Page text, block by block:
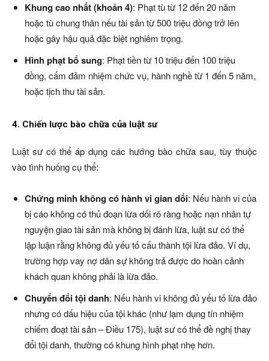
Khung cao nhất (khoản 4): Phạt tù từ 12 đến 20 năm
hoặc tù chung thân nếu tài sản từ 500 triệu đồng trở lên
hoặc gây hậu quả đặc biệt nghiêm trọng.
Hình phạt bổ sung: Phạt tiền từ 10 triệu đến 100 triệu
đồng, cấm đảm nhiệm chức vụ, hành nghề từ 1 đến 5 năm,
hoặc tịch thu tài sản.
4. Chiến lược bào chữa của luật sư
Luật sư có thể áp dụng các hướng bào chữa sau, tùy thuộc
vào tình huống cụ thể:
Chứng minh không có hành vi gian dối: Nếu hành vi của
bị cáo không có thủ đoạn lừa dối rõ ràng hoặc nạn nhân tự
nguyện giao tài sản mà không bị đánh lừa, luật sư có thể
lập luận rằng không đủ yếu tố cấu thành tội lừa đảo. Ví dụ,
trường hợp vay nợ dân sự không trả được do hoàn cảnh
khách quan không phải là lừa đảo.
Chuyển đổi tội danh: Nếu hành vi không đủ yếu tố lừa đảo
nhưng có dấu hiệu của tội khác (như lạm dụng tín nhiệm
chiếm đoạt tài sản – Điều 175), luật sư có thể đề nghị thay
đổi tội danh, thường có khung hình phạt nhẹ hơn.